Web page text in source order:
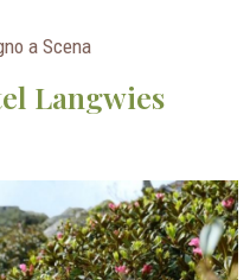
a Scena
Langwies